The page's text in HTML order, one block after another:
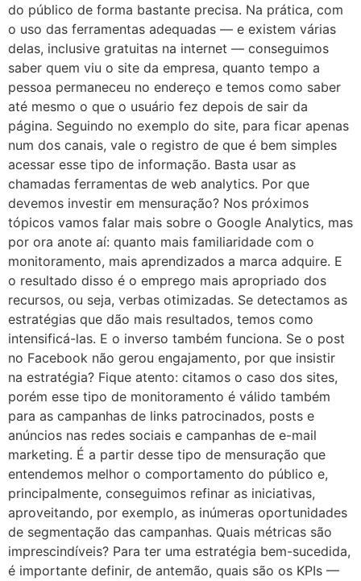
do público de forma bastante precisa. Na prática, com
o uso das ferramentas adequadas — e existem várias
delas, inclusive gratuitas na internet — conseguimos
saber quem viu o site da empresa, quanto tempo a
pessoa permaneceu no endereço e temos como saber
até mesmo o que o usuário fez depois de sair da
página. Seguindo no exemplo do site, para ficar apenas
num dos canais, vale o registro de que é bem simples
acessar esse tipo de informação. Basta usar as
chamadas ferramentas de web analytics. Por que
devemos investir em mensuração? Nos próximos
tópicos vamos falar mais sobre o Google Analytics, mas
por ora anote aí: quanto mais familiaridade com o
monitoramento, mais aprendizados a marca adquire. E
o resultado disso é o emprego mais apropriado dos
recursos, ou seja, verbas otimizadas. Se detectamos as
estratégias que dão mais resultados, temos como
intensificá-las. E o inverso também funciona. Se o post
no Facebook não gerou engajamento, por que insistir
na estratégia? Fique atento: citamos o caso dos sites,
porém esse tipo de monitoramento é válido também
para as campanhas de links patrocinados, posts e
anúncios nas redes sociais e campanhas de e-mail
marketing. É a partir desse tipo de mensuração que
entendemos melhor o comportamento do público e,
principalmente, conseguimos refinar as iniciativas,
aproveitando, por exemplo, as inúmeras oportunidades
de segmentação das campanhas. Quais métricas são
imprescindíveis? Para ter uma estratégia bem-sucedida,
é importante definir, de antemão, quais são os KPIs —